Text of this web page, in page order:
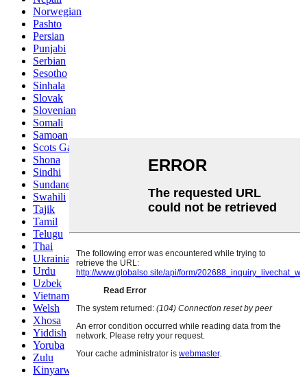
Norwegian
Pashto
Persian
Punjabi
Serbian
Sesotho
Sinhala
Slovak
Slovenian
Somali
Samoan
Scots Gaelic
Shona
Sindhi
Sundanese
Swahili
Tajik
Tamil
Telugu
Thai
Ukrainian
Urdu
Uzbek
Vietnamese
Welsh
Xhosa
Yiddish
Yoruba
Zulu
Kinyarwanda